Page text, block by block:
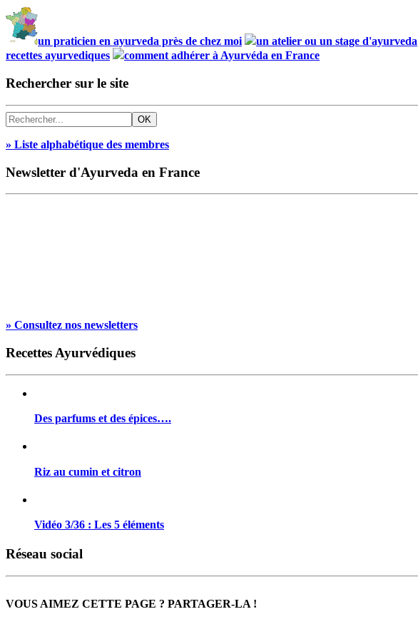
un praticien en ayurveda près de chez moi un atelier ou un stage d'ayurveda
recettes ayurvediques
comment adhérer à Ayurvéda en France
Rechercher sur le site
» Liste alphabétique des membres
Newsletter d'Ayurveda en France
» Consultez nos newsletters
Recettes Ayurvédiques
Des parfums et des épices….
Riz au cumin et citron
Vidéo 3/36 : Les 5 éléments
Réseau social
VOUS AIMEZ CETTE PAGE ? PARTAGER-LA !